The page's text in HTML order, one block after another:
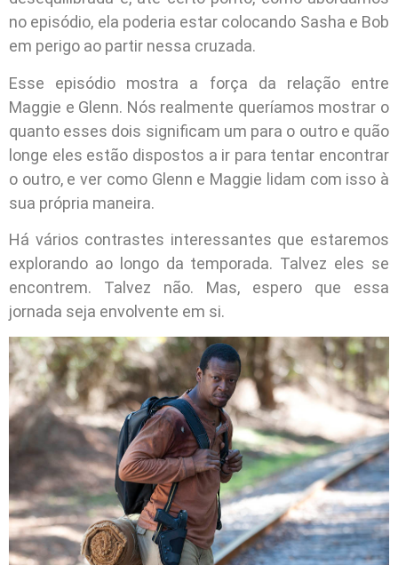
no episódio, ela poderia estar colocando Sasha e Bob
em perigo ao partir nessa cruzada.
Esse episódio mostra a força da relação entre
Maggie e Glenn. Nós realmente queríamos mostrar o
quanto esses dois significam um para o outro e quão
longe eles estão dispostos a ir para tentar encontrar
o outro, e ver como Glenn e Maggie lidam com isso à
sua própria maneira.
Há vários contrastes interessantes que estaremos
explorando ao longo da temporada. Talvez eles se
encontrem. Talvez não. Mas, espero que essa
jornada seja envolvente em si.